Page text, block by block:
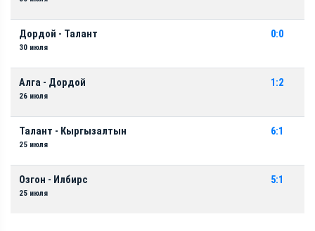
Дордой - Талант
30 июля
0:0
Алга - Дордой
26 июля
1:2
Талант - Кыргызалтын
25 июля
6:1
Озгон - Илбирс
25 июля
5:1